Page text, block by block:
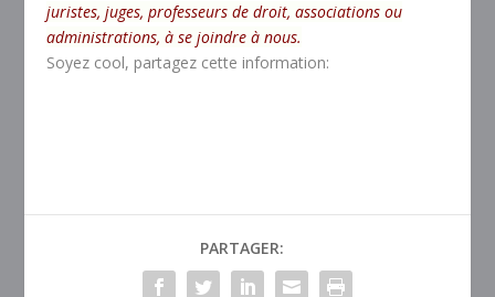
juristes, juges, professeurs de droit, associations ou
administrations, à se joindre à nous.
Soyez cool, partagez cette information:
PARTAGER: